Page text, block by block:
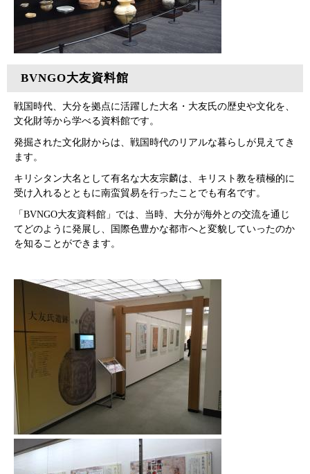
BVNGO大友資料館
戦国時代、大分を拠点に活躍した大名・大友氏の歴史や文化を、
文化財等から学べる資料館です。
発掘された文化財からは、戦国時代のリアルな暮らしが見えてき
ます。
キリシタン大名として有名な大友宗麟は、キリスト教を積極的に
受け入れるとともに南蛮貿易を行ったことでも有名です。
「BVNGO大友資料館」では、当時、大分が海外との交流を通じ
てどのように発展し、国際色豊かな都市へと変貌していったのか
を知ることができます。